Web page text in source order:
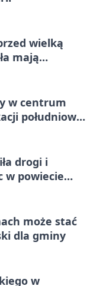
wielką
mają
w centrum
południowej
drogi i
w powiecie
może stać
dla gminy
w